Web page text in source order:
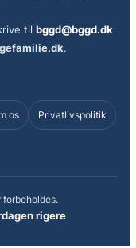
til bggd@bggd.dk
.
os Privatlivspolitik
rigere